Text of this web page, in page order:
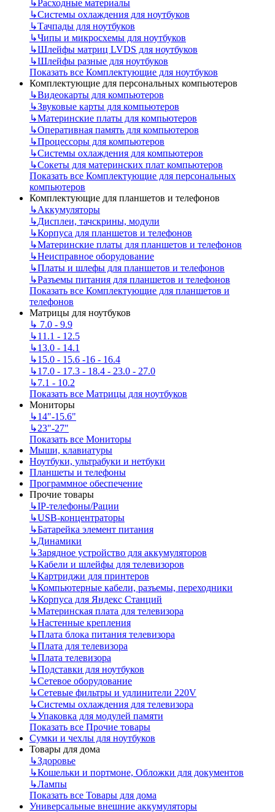
↳ Расходные материалы
↳Системы охлаждения для ноутбуков
↳Тачпады для ноутбуков
↳Чипы и микросхемы для ноутбуков
↳Шлейфы матриц LVDS для ноутбуков
↳Шлейфы разные для ноутбуков
Показать все Комплектующие для ноутбуков
Комплектующие для персональных компьютеров
↳Видеокарты для компьютеров
↳Звуковые карты для компьютеров
↳Материнские платы для компьютеров
↳Оперативная память для компьютеров
↳Процессоры для компьютеров
↳Системы охлаждения для компьютеров
↳Сокеты для материнских плат компьютеров
Показать все Комплектующие для персональных
компьютеров
Комплектующие для планшетов и телефонов
↳Аккумуляторы
↳Дисплеи, тачскрины, модули
↳Корпуса для планшетов и телефонов
↳Материнские платы для планшетов и телефонов
↳Неисправное оборудование
↳Платы и шлефы для планшетов и телефонов
↳Разъемы питания для планшетов и телефонов
Показать все Комплектующие для планшетов и
телефонов
Матрицы для ноутбуков
↳ 7.0 - 9.9
↳11.1 - 12.5
↳13.0 - 14.1
↳15.0 - 15.6 -16 - 16.4
↳17.0 - 17.3 - 18.4 - 23.0 - 27.0
↳7.1 - 10.2
Показать все Матрицы для ноутбуков
Мониторы
↳14"-15.6"
↳23"-27"
Показать все Мониторы
Мыши, клавиатуры
Ноутбуки, ультрабуки и нетбуки
Планшеты и телефоны
Программное обеспечение
Прочие товары
↳IP‑телефоны/Рации
↳USB-концентраторы
↳Батарейка элемент питания
↳Динамики
↳Зарядное устройство для аккумуляторов
↳Кабели и шлейфы для телевизоров
↳Картриджи для принтеров
↳Компьютерные кабели, разъемы, переходники
↳Корпуса для Яндекс Станций
↳Материнская плата для телевизора
↳Настенные крепления
↳Плата блока питания телевизора
↳Плата для телевизора
↳Плата телевизора
↳Подставки для ноутбуков
↳Сетевое оборудование
↳Сетевые фильтры и удлинители 220V
↳Системы охлаждения для телевизора
↳Упаковка для модулей памяти
Показать все Прочие товары
Сумки и чехлы для ноутбуков
Товары для дома
↳Здоровье
↳Кошельки и портмоне, Обложки для документов
↳Лампы
Показать все Товары для дома
Универсальные внешние аккумуляторы